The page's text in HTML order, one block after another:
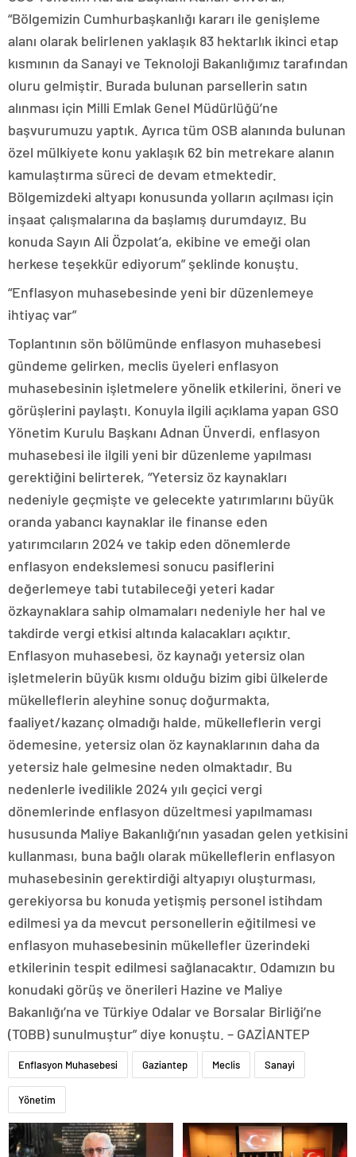
“Bölgemizin Cumhurbaşkanlığı kararı ile genişleme
alanı olarak belirlenen yaklaşık 83 hektarlık ikinci etap
kısmının da Sanayi ve Teknoloji Bakanlığımız tarafından
oluru gelmiştir. Burada bulunan parsellerin satın
alınması için Milli Emlak Genel Müdürlüğü’ne
başvurumuzu yaptık. Ayrıca tüm OSB alanında bulunan
özel mülkiyete konu yaklaşık 62 bin metrekare alanın
kamulaştırma süreci de devam etmektedir.
Bölgemizdeki altyapı konusunda yolların açılması için
inşaat çalışmalarına da başlamış durumdayız. Bu
konuda Sayın Ali Özpolat’a, ekibine ve emeği olan
herkese teşekkür ediyorum” şeklinde konuştu.
“Enflasyon muhasebesinde yeni bir düzenlemeye
ihtiyaç var”
Toplantının sön bölümünde enflasyon muhasebesi
gündeme gelirken, meclis üyeleri enflasyon
muhasebesinin işletmelere yönelik etkilerini, öneri ve
görüşlerini paylaştı. Konuyla ilgili açıklama yapan GSO
Yönetim Kurulu Başkanı Adnan Ünverdi, enflasyon
muhasebesi ile ilgili yeni bir düzenleme yapılması
gerektiğini belirterek, “Yetersiz öz kaynakları
nedeniyle geçmişte ve gelecekte yatırımlarını büyük
oranda yabancı kaynaklar ile finanse eden
yatırımcıların 2024 ve takip eden dönemlerde
enflasyon endekslemesi sonucu pasiflerini
değerlemeye tabi tutabileceği yeteri kadar
özkaynaklara sahip olmamaları nedeniyle her hal ve
takdirde vergi etkisi altında kalacakları açıktır.
Enflasyon muhasebesi, öz kaynağı yetersiz olan
işletmelerin büyük kısmı olduğu bizim gibi ülkelerde
mükelleflerin aleyhine sonuç doğurmakta,
faaliyet/kazanç olmadığı halde, mükelleflerin vergi
ödemesine, yetersiz olan öz kaynaklarının daha da
yetersiz hale gelmesine neden olmaktadır. Bu
nedenlerle ivedilikle 2024 yılı geçici vergi
dönemlerinde enflasyon düzeltmesi yapılmaması
hususunda Maliye Bakanlığı’nın yasadan gelen yetkisini
kullanması, buna bağlı olarak mükelleflerin enflasyon
muhasebesinin gerektirdiği altyapıyı oluşturması,
gerekiyorsa bu konuda yetişmiş personel istihdam
edilmesi ya da mevcut personellerin eğitilmesi ve
enflasyon muhasebesinin mükellefler üzerindeki
etkilerinin tespit edilmesi sağlanacaktır. Odamızın bu
konudaki görüş ve önerileri Hazine ve Maliye
Bakanlığı’na ve Türkiye Odalar ve Borsalar Birliği’ne
(TOBB) sunulmuştur” diye konuştu. – GAZİANTEP
Enflasyon Muhasebesi Gaziantep Meclis Sanayi
Yönetim